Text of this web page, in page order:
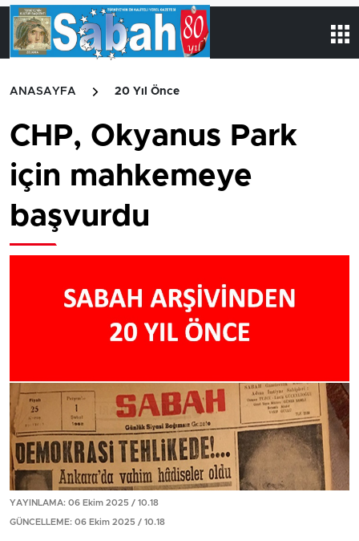
ANASAYFA 20 Yıl Önce
CHP, Okyanus Park
için mahkemeye
başvurdu
YAYINLAMA: 06 Ekim 2025 / 10.18
GÜNCELLEME: 06 Ekim 2025 / 10.18